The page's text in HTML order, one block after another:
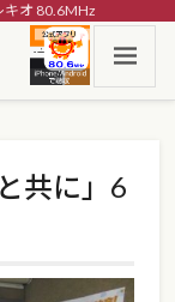
キオ 80.6MHz
共に」6